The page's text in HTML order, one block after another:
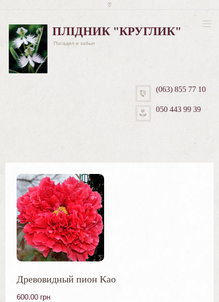
ПЛІДНИК "КРУГЛИК"
Посадил и забыл
(063) 855 77 10
050 443 99 39
Древовидный пион Kao
600.00 грн